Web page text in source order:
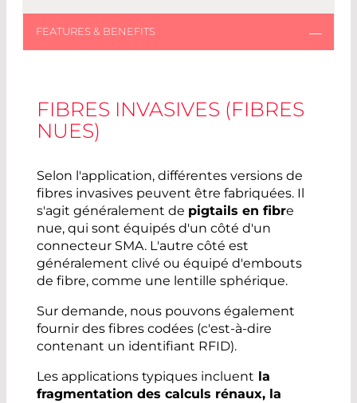
FIBRES INVASIVES (FIBRES
NUES)
Selon l'application, différentes versions de
fibres invasives peuvent être fabriquées. Il
s'agit généralement de pigtails en fibre
nue, qui sont équipés d'un côté d'un
connecteur SMA. L'autre côté est
généralement clivé ou équipé d'embouts
de fibre, comme une lentille sphérique.
Sur demande, nous pouvons également
fournir des fibres codées (c'est-à-dire
contenant un identifiant RFID).
Les applications typiques incluent la
fragmentation des calculs rénaux, la